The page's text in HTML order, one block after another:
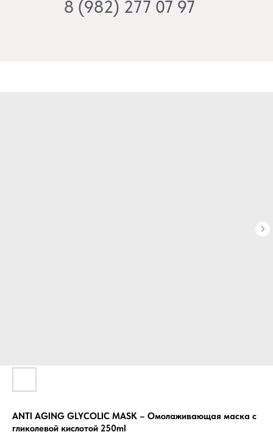
ANTI AGING GLYCOLIC MASK – Омолаживающая маска с
гликолевой кислотой 250ml